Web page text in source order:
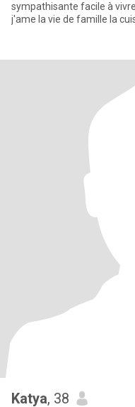
sympathisante facile à
j'ame la vie de famille la
Katya, 38